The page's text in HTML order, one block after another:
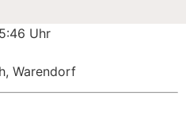
Uhr
Warendorf